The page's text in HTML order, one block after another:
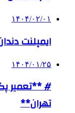
۱۴۰۴/۰۲/۰۱
ایمپلنت
۱۴۰۴/۰۱/۲۵
# **تعمیر
تهران**